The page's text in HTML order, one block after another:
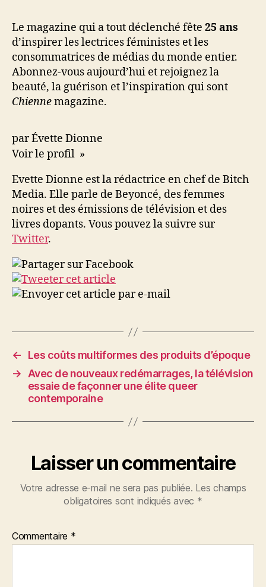
Le magazine qui a tout déclenché fête 25 ans
d’inspirer les lectrices féministes et les
consommatrices de médias du monde entier.
Abonnez-vous aujourd’hui et rejoignez la
beauté, la guérison et l’inspiration qui sont
Chiennemagazine.
par Évette Dionne
Voir le profil »
Evette Dionne est la rédactrice en chef de Bitch
Media. Elle parle de Beyoncé, des femmes
noires et des émissions de télévision et des
livres dopants. Vous pouvez la suivre sur
Twitter.
←
Les coûts multiformes des produits d’époque
→
Avec de nouveaux redémarrages, la télévision
essaie de façonner une élite queer
contemporaine
Laisser un commentaire
Votre adresse e-mail ne sera pas publiée. Les champs
obligatoires sont indiqués avec *
Commentaire *